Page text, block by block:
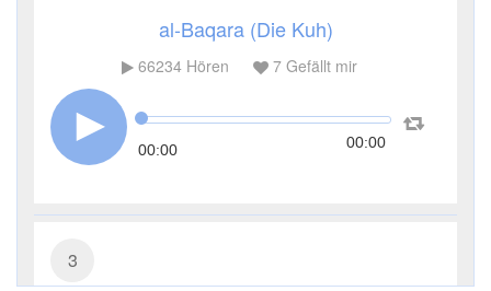
al-Baqara (Die Kuh)
66234Hören 7Gefällt mir
00:00 00:00
3